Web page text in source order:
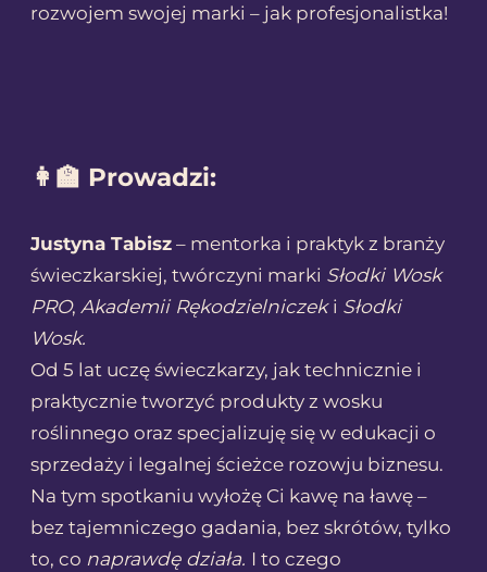
rozwojem swojej marki – jak profesjonalistka!
👩‍🏫 Prowadzi:
Justyna Tabisz– mentorka i praktyk z branży
świeczkarskiej, twórczyni marki Słodki Wosk
PRO, Akademii Rękodzielniczeki Słodki
Wosk.
Od 5 lat uczę świeczkarzy, jak technicznie i
praktycznie tworzyć produkty z wosku
roślinnego oraz specjalizuję się w edukacji o
sprzedaży i legalnej ścieżce rozowju biznesu.
Na tym spotkaniu wyłożę Ci kawę na ławę –
bez tajemniczego gadania, bez skrótów, tylko
to, co naprawdę działa. I to czego